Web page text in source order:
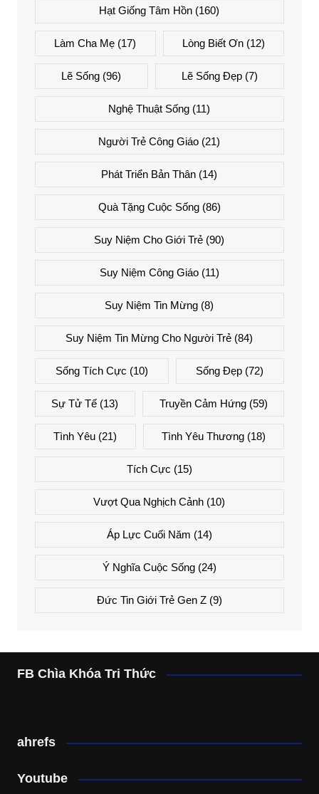
Hạt Giống Tâm Hồn (160)
Làm Cha Mẹ (17) Lòng Biết Ơn(12)
Lẽ Sống (96) Lẽ Sống Đẹp(7)
Nghệ Thuật Sống (11)
Người Trẻ Công Giáo (21)
Phát Triển Bản Thân (14)
Quà Tặng Cuộc Sống(86)
Suy Niệm Cho Giới Trẻ (90)
Suy Niệm Công Giáo(11)
Suy Niệm Tin Mừng (8)
Suy Niệm Tin Mừng Cho Người Trẻ (84)
Sống Tích Cực (10) Sống Đẹp (72)
Sự Tử Tế (13) Truyền Cảm Hứng(59)
Tình Yêu (21) Tình Yêu Thương(18)
Tích Cực (15)
Vượt Qua Nghịch Cảnh (10)
Áp Lực Cuối Năm (14)
Ý Nghĩa Cuộc Sống(24)
Đức Tin Giới Trẻ Gen Z(9)
FB Chìa Khóa Tri Thức
ahrefs
Youtube